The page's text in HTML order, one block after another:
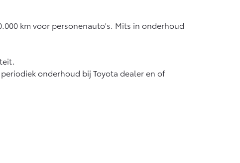
km voor personenauto's. Mits in onderhoud
onderhoud bij Toyota dealer en of